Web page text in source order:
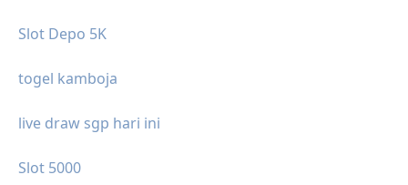
Slot Depo 5K
togel kamboja
live draw sgp hari ini
Slot 5000